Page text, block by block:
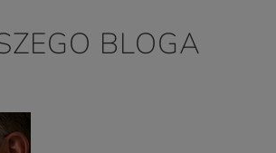
BLOGA